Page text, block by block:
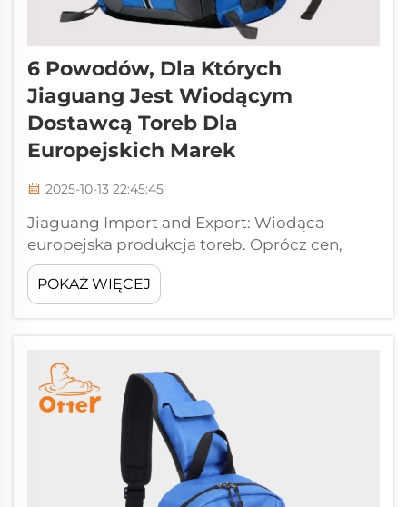
6 Powodów, Dla Których
Jiaguang Jest Wiodącym
Dostawcą Toreb Dla
Europejskich Marek
2025-10-13 22:45:45
Jiaguang Import and Export: Wiodąca
europejska produkcja toreb. Oprócz cen,
jakość jest najważniejsza dla europejskich
kupujących podczas poszukiwania
producenta za granicą. "Jiaguang zyskało
POKAŻ WIĘCEJ